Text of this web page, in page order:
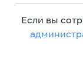
Если вы